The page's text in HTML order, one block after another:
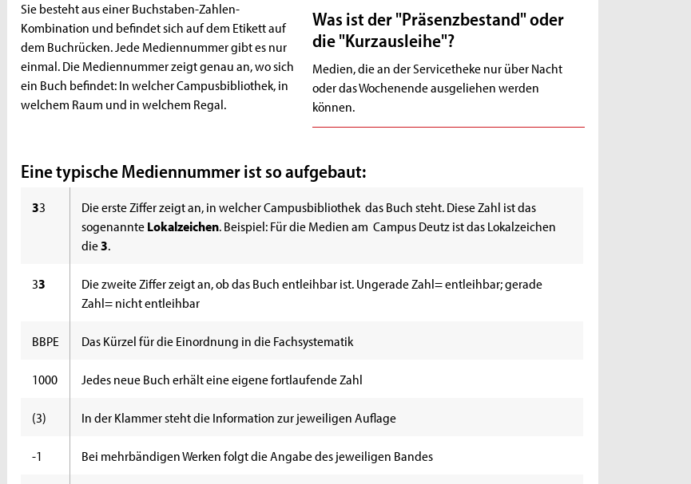
Was ist der "Präsenzbestand" oder
die "Kurzausleihe"?
Medien, die an der Servicetheke nur über Nacht
oder das Wochenende ausgeliehen werden
können.
Sie besteht aus einer Buchstaben-Zahlen-
Kombination und befindet sich auf dem Etikett auf
dem Buchrücken. Jede Mediennummer gibt es nur
einmal. Die Mediennummer zeigt genau an, wo sich
ein Buch befindet: In welcher Campusbibliothek, in
welchem Raum und in welchem Regal.
Eine typische Mediennummer ist so aufgebaut:
33
Die erste Ziffer zeigt an, in welcher Campusbibliothek das Buch steht. Diese Zahl ist das
sogenannteLokalzeichen. Beispiel: Für die Medien am Campus Deutz ist das Lokalzeichen
die3.
33
Die zweite Ziffer zeigt an, ob das Buch entleihbar ist. Ungerade Zahl= entleihbar; gerade
Zahl= nicht entleihbar
BBPE Das Kürzel für die Einordnung in die Fachsystematik
1000 Jedes neue Buch erhält eine eigene fortlaufende Zahl
(3) In der Klammer steht die Information zur jeweiligen Auflage
-1 Bei mehrbändigen Werken folgt die Angabe des jeweiligen Bandes